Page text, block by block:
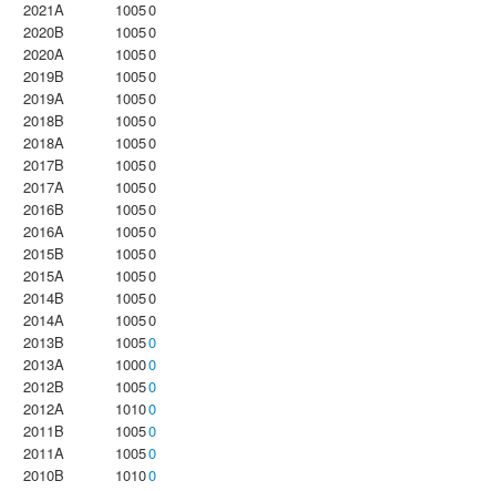
2021A
10050
2020B
10050
2020A
10050
2019B
10050
2019A
10050
2018B
10050
2018A
10050
2017B
10050
2017A
10050
2016B
10050
2016A
10050
2015B
10050
2015A
10050
2014B
10050
2014A
10050
2013B
10050
2013A
10000
2012B
10050
2012A
10100
2011B
10050
2011A
10050
2010B
10100